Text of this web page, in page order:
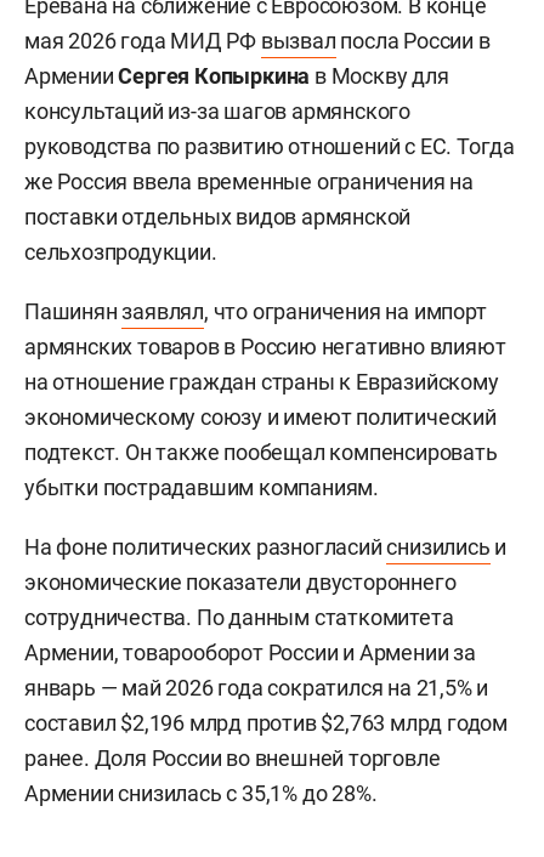
Еревана на сближение с Евросоюзом. В конце
мая 2026 года МИД РФ вызвал посла России в
АрменииСергея Копыркина в Москву для
консультаций из-за шагов армянского
руководства по развитию отношений с ЕС. Тогда
же Россия ввела временные ограничения на
поставки отдельных видов армянской
сельхозпродукции.
Пашинянзаявлял, что ограничения на импорт
армянских товаров в Россию негативно влияют
на отношение граждан страны к Евразийскому
экономическому союзу и имеют политический
подтекст. Он также пообещал компенсировать
убытки пострадавшим компаниям.
На фоне политических разногласийснизились и
экономические показатели двустороннего
сотрудничества. По данным статкомитета
Армении, товарооборот России и Армении за
январь — май 2026 года сократился на 21,5% и
составил $2,196 млрд против $2,763 млрд годом
ранее. Доля России во внешней торговле
Армении снизилась с 35,1% до 28%.